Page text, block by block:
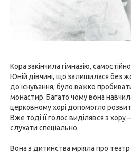
Кора закінчила гімназію,
Юній дівчині, що залишилася без
до існування, було важко
монастир. Багато чому вона
церковному хорі допомогло
Вже тоді її голос виділявся з
слухати спеціально.
Вона з дитинства мріяла про